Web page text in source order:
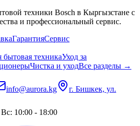
техники Bosch в Кыргызстане с
и профессиональный сервис.
ГарантияСервис
бытовая техникаУход за
Чистка и уходВсе разделы →
info@aurora.kg
г. Бишкек, ул.
10:00 - 18:00